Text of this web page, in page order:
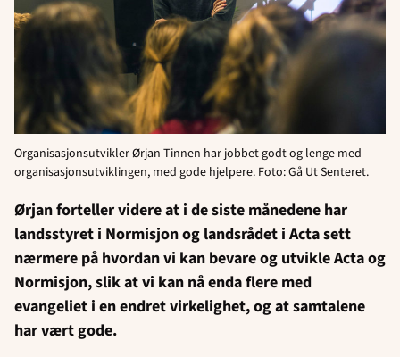
Organisasjonsutvikler Ørjan Tinnen har jobbet godt og lenge med
organisasjonsutviklingen, med gode hjelpere. Foto: Gå Ut Senteret.
Ørjan forteller videre at i de siste månedene har
landsstyret i Normisjon og landsrådet i Acta sett
nærmere på hvordan vi kan bevare og utvikle Acta og
Normisjon, slik at vi kan nå enda flere med
evangeliet i en endret virkelighet, og at samtalene
har vært gode.